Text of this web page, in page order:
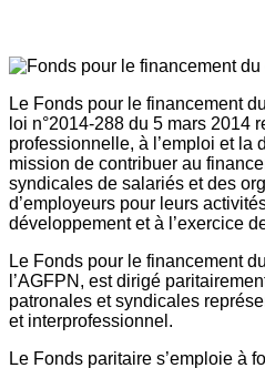
Le Fonds pour le financement
loi n°2014-288 du 5 mars 2014
professionnelle, à l’emploi et la
mission de contribuer au
syndicales de salariés et des
d’employeurs pour leurs
développement et à l’exercice
Le Fonds pour le financement
l’AGFPN, est dirigé
patronales et syndicales
et interprofessionnel.
Le Fonds paritaire s’emploie à